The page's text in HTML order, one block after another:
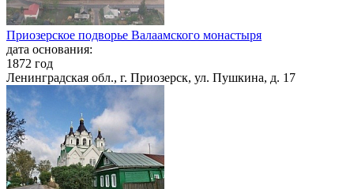
Приозерское подворье Валаамского монастыря
дата основания:
1872 год
Ленинградская обл., г. Приозерск, ул. Пушкина, д. 17